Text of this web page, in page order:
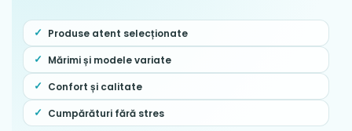
Produse atent selecționate
Mărimi și modele variate
Confort și calitate
Cumpărături fără stres